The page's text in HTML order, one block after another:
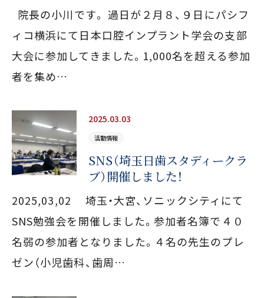
院長の小川です。 過日が２月８、９日にパシフ
ィコ横浜にて日本口腔インプラント学会の支部
大会に参加してきました。1,000名を超える参加
者を集め…
2025.03.03
活動情報
SNS（埼玉日歯スタディークラ
ブ）開催しました！
2025,03,02 埼玉・大宮、ソニックシティにて
SNS勉強会を開催しました。参加者名簿で４０
名弱の参加者となりました。４名の先生のプレ
ゼン（小児歯科、歯周…